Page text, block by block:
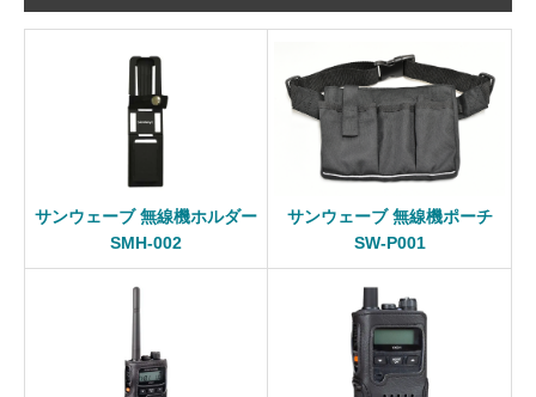
サンウェーブ 無線機ホルダー
SMH-002
サンウェーブ 無線機ポーチ
SW-P001